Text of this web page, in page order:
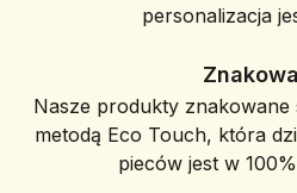
personalizacja
Nasze produkty znakowane
metodą Eco Touch, która
pieców jest w